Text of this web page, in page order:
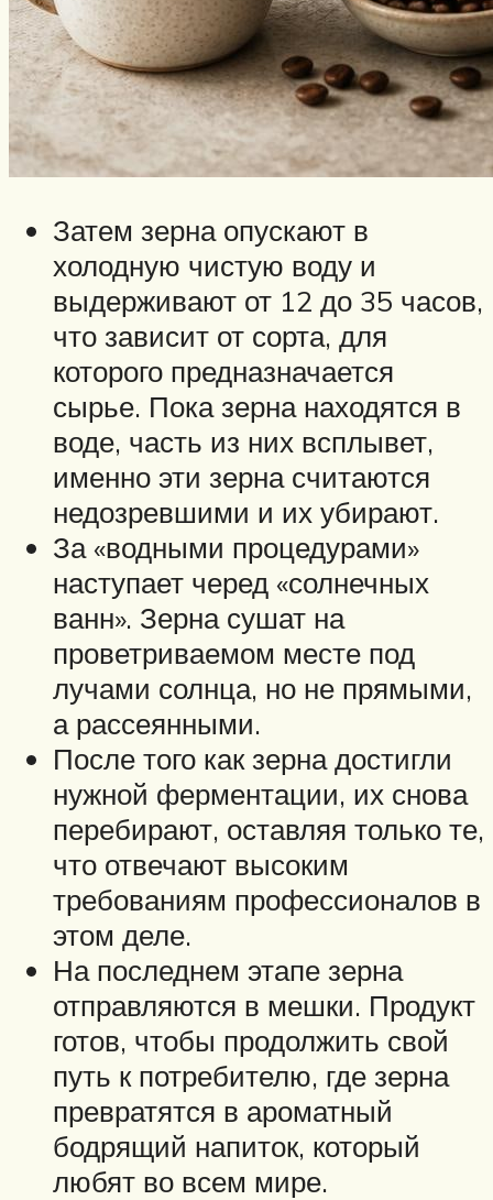
Затем зерна опускают в
холодную чистую воду и
выдерживают от 12 до 35 часов,
что зависит от сорта, для
которого предназначается
сырье. Пока зерна находятся в
воде, часть из них всплывет,
именно эти зерна считаются
недозревшими и их убирают.
За «водными процедурами»
наступает черед «солнечных
ванн». Зерна сушат на
проветриваемом месте под
лучами солнца, но не прямыми,
а рассеянными.
После того как зерна достигли
нужной ферментации, их снова
перебирают, оставляя только те,
что отвечают высоким
требованиям профессионалов в
этом деле.
На последнем этапе зерна
отправляются в мешки. Продукт
готов, чтобы продолжить свой
путь к потребителю, где зерна
превратятся в ароматный
бодрящий напиток, который
любят во всем мире.